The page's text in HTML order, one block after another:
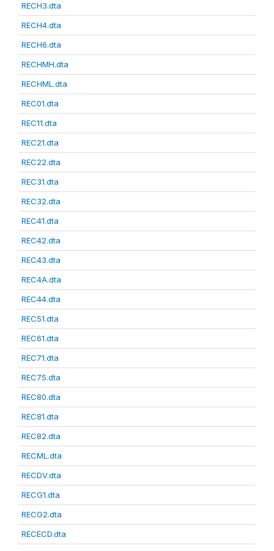
RECH3.dta
RECH4.dta
RECH6.dta
RECHMH.dta
RECHML.dta
REC01.dta
REC11.dta
REC21.dta
REC22.dta
REC31.dta
REC32.dta
REC41.dta
REC42.dta
REC43.dta
REC4A.dta
REC44.dta
REC51.dta
REC61.dta
REC71.dta
REC75.dta
REC80.dta
REC81.dta
REC82.dta
RECML.dta
RECDV.dta
RECG1.dta
RECG2.dta
RECECD.dta